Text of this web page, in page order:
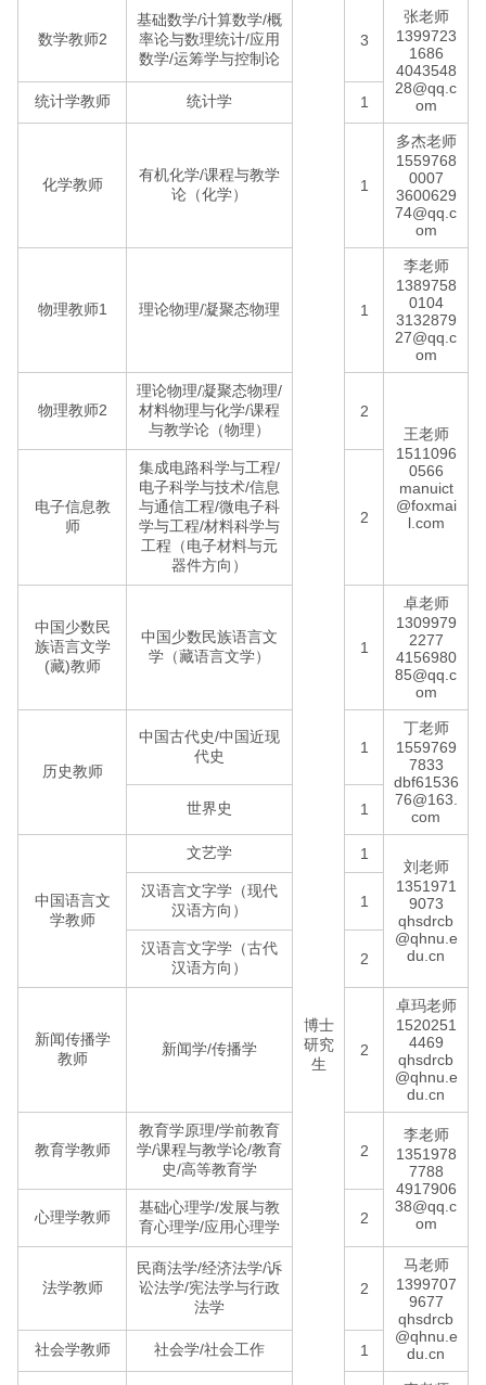
博士
研究
生
数学教师2
基础数学/计算数学/概
率论与数理统计/应用
数学/运筹学与控制论
3
张老师
1399723
1686
4043548
28@qq.c
om
统计学教师 统计学 1
化学教师
有机化学/课程与教学
论（化学）
1
多杰老师
1559768
0007
3600629
74@qq.c
om
物理教师1 理论物理/凝聚态物理 1
李老师
1389758
0104
3132879
27@qq.c
om
物理教师2
理论物理/凝聚态物理/
材料物理与化学/课程
与教学论（物理）
2
王老师
1511096
0566
manuict
@foxmai
l.com
电子信息教
师
集成电路科学与工程/
电子科学与技术/信息
与通信工程/微电子科
学与工程/材料科学与
工程（电子材料与元
器件方向）
2
中国少数民
族语言文学
(藏)教师
中国少数民族语言文
学（藏语言文学）
1
卓老师
1309979
2277
4156980
85@qq.c
om
历史教师
中国古代史/中国近现
代史
1
丁老师
1559769
7833
dbf61536
76@163.
com
世界史 1
中国语言文
学教师
文艺学 1
刘老师
1351971
9073
qhsdrcb
@qhnu.e
du.cn
汉语言文字学（现代
汉语方向）
1
汉语言文字学（古代
汉语方向）
2
新闻传播学
教师
新闻学/传播学 2
卓玛老师
1520251
4469
qhsdrcb
@qhnu.e
du.cn
教育学教师
教育学原理/学前教育
学/课程与教学论/教育
史/高等教育学
2
李老师
1351978
7788
4917906
38@qq.c
om
心理学教师
基础心理学/发展与教
育心理学/应用心理学
2
法学教师
民商法学/经济法学/诉
讼法学/宪法学与行政
法学
2
马老师
1399707
9677
qhsdrcb
@qhnu.e
du.cn
社会学教师 社会学/社会工作 1